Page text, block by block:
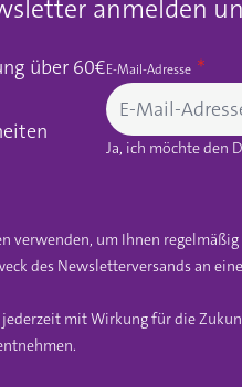
anmelden
über 60€E-Mail-Adresse
Ja, ich möchte den
verwenden, um Ihnen
des Newsletterversands an
mit Wirkung für die